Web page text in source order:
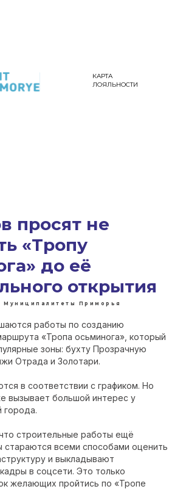
КАРТА
ЛОЯЛЬНОСТИ
просят не
«Тропу
до её
открытия
Муниципалитеты Приморья
работы по созданию
«Тропа осьминога», который
зоны: бухту Прозрачную
Отрада и Золотари.
в соответствии с графиком. Но
вызывает большой интерес у
города.
строительные работы ещё
стараются всеми способами оценить
и выкладывают
в соцсети. Это только
желающих пройтись по «Тропе